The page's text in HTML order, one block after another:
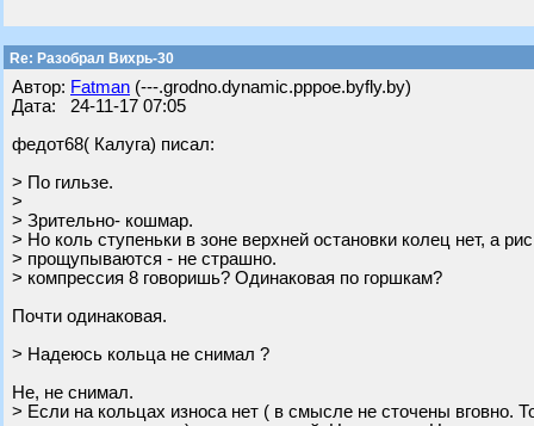
Re: Разобрал Вихрь-30
Автор: Fatman (---.grodno.dynamic.pppoe.byfly.by)
Дата: 24-11-17 07:05
федот68( Калуга) писал:
> По гильзе.
>
> Зрительно- кошмар.
> Но коль ступеньки в зоне верхней остановки колец нет, а
> прощупываются - не страшно.
> компрессия 8 говоришь? Одинаковая по горшкам?
Почти одинаковая.
> Надеюсь кольца не снимал ?
Не, не снимал.
> Если на кольцах износа нет ( в смысле не сточены вговно.